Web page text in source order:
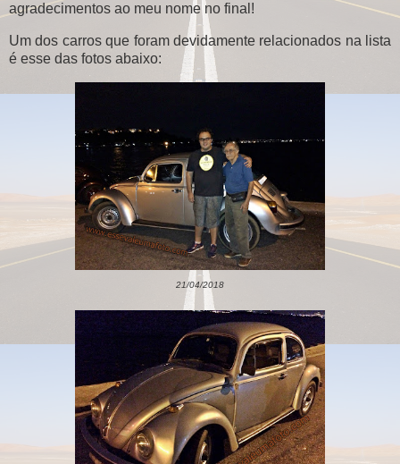
agradecimentos ao meu nome no final!
Um dos carros que foram devidamente relacionados na lista
é esse das fotos abaixo:
21/04/2018